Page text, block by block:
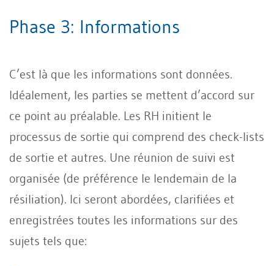
Phase 3: Informations
C’est là que les informations sont données.
Idéalement, les parties se mettent d’accord sur
ce point au préalable. Les RH initient le
processus de sortie qui comprend des check-lists
de sortie et autres. Une réunion de suivi est
organisée (de préférence le lendemain de la
résiliation). Ici seront abordées, clarifiées et
enregistrées toutes les informations sur des
sujets tels que: